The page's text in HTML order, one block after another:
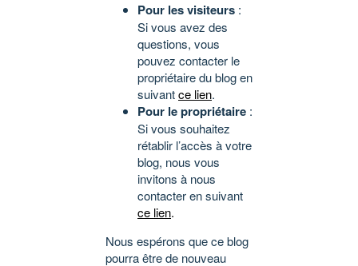
Pour les visiteurs :
Si vous avez des
questions, vous
pouvez contacter le
propriétaire du blog en
suivantce lien.
Pour le propriétaire :
Si vous souhaitez
rétablir l’accès à votre
blog, nous vous
invitons à nous
contacter en suivant
ce lien.
Nous espérons que ce blog
pourra être de nouveau